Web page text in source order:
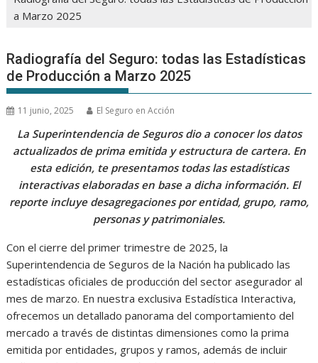
a Marzo 2025
Radiografía del Seguro: todas las Estadísticas
de Producción a Marzo 2025
11 junio, 2025 El Seguro en Acción
La Superintendencia de Seguros dio a conocer los datos
actualizados de prima emitida y estructura de cartera. En
esta edición, te presentamos todas las estadísticas
interactivas elaboradas en base a dicha información. El
reporte incluye desagregaciones por entidad, grupo, ramo,
personas y patrimoniales.
Con el cierre del primer trimestre de 2025, la
Superintendencia de Seguros de la Nación ha publicado las
estadísticas oficiales de producción del sector asegurador al
mes de marzo. En nuestra exclusiva Estadística Interactiva,
ofrecemos un detallado panorama del comportamiento del
mercado a través de distintas dimensiones como la prima
emitida por entidades, grupos y ramos, además de incluir